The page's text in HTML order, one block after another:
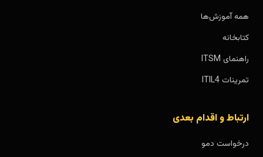
همه آموزش‌ها
کتابخانه
راهنمای ITSM
تمرینات ITIL4
ارتباط و اقدام بعدی
درخواست دمو